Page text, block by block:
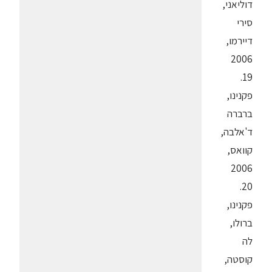
דוליאני,
סירי
דיירמו,
2006
19.
פקנינו,
ברברה
ד'אלבה,
קוואס,
2006
20.
פקנינו,
ברולו,
לה
קוסטה,